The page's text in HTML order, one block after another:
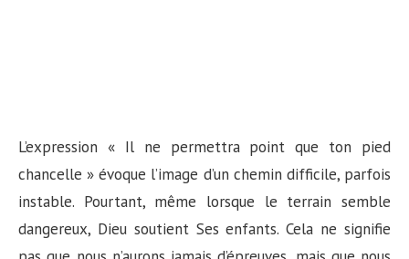
L’expression « Il ne permettra point que ton pied
chancelle » évoque l’image d’un chemin difficile, parfois
instable. Pourtant, même lorsque le terrain semble
dangereux, Dieu soutient Ses enfants. Cela ne signifie